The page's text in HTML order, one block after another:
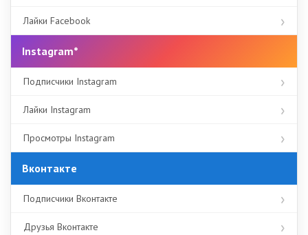
Лайки Facebook
Instagram*
Подписчики Instagram
Лайки Instagram
Просмотры Instagram
Вконтакте
Подписчики Вконтакте
Друзья Вконтакте